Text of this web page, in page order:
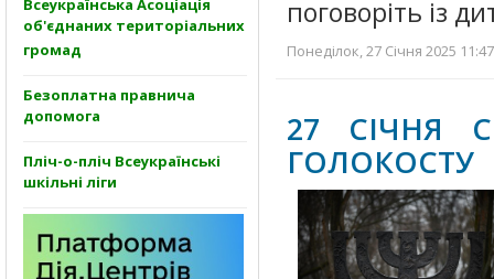
Всеукраїнська Асоціація
об'єднаних територіальних
громад
Безоплатна правнича
допомога
Пліч-о-пліч Всеукраїнські
шкільні ліги
поговоріть із
Понеділок, 27 Січня 2025
27 СІЧНЯ
ГОЛОКОСТУ